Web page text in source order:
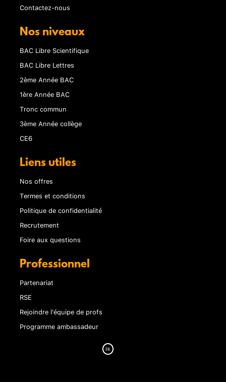
Contactez-nous
Nos niveaux
BAC Libre Scientifique
BAC Libre Lettres
2ème Année BAC
1ère Année BAC
Tronc commun
3ème Année collège
CE6
Liens utiles
Nos offres
Termes et conditions
Politique de confidentialité
Recrutement
Foire aux questions
Professionnel
Partenariat
RSE
Rejoindre l'équipe de profs
Programme ambassadeur